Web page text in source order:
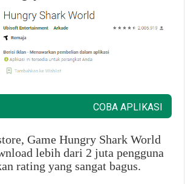
COBA APLIKASI
Game Hungry Shark World
lebih dari 2 juta pengguna
rating yang sangat bagus.